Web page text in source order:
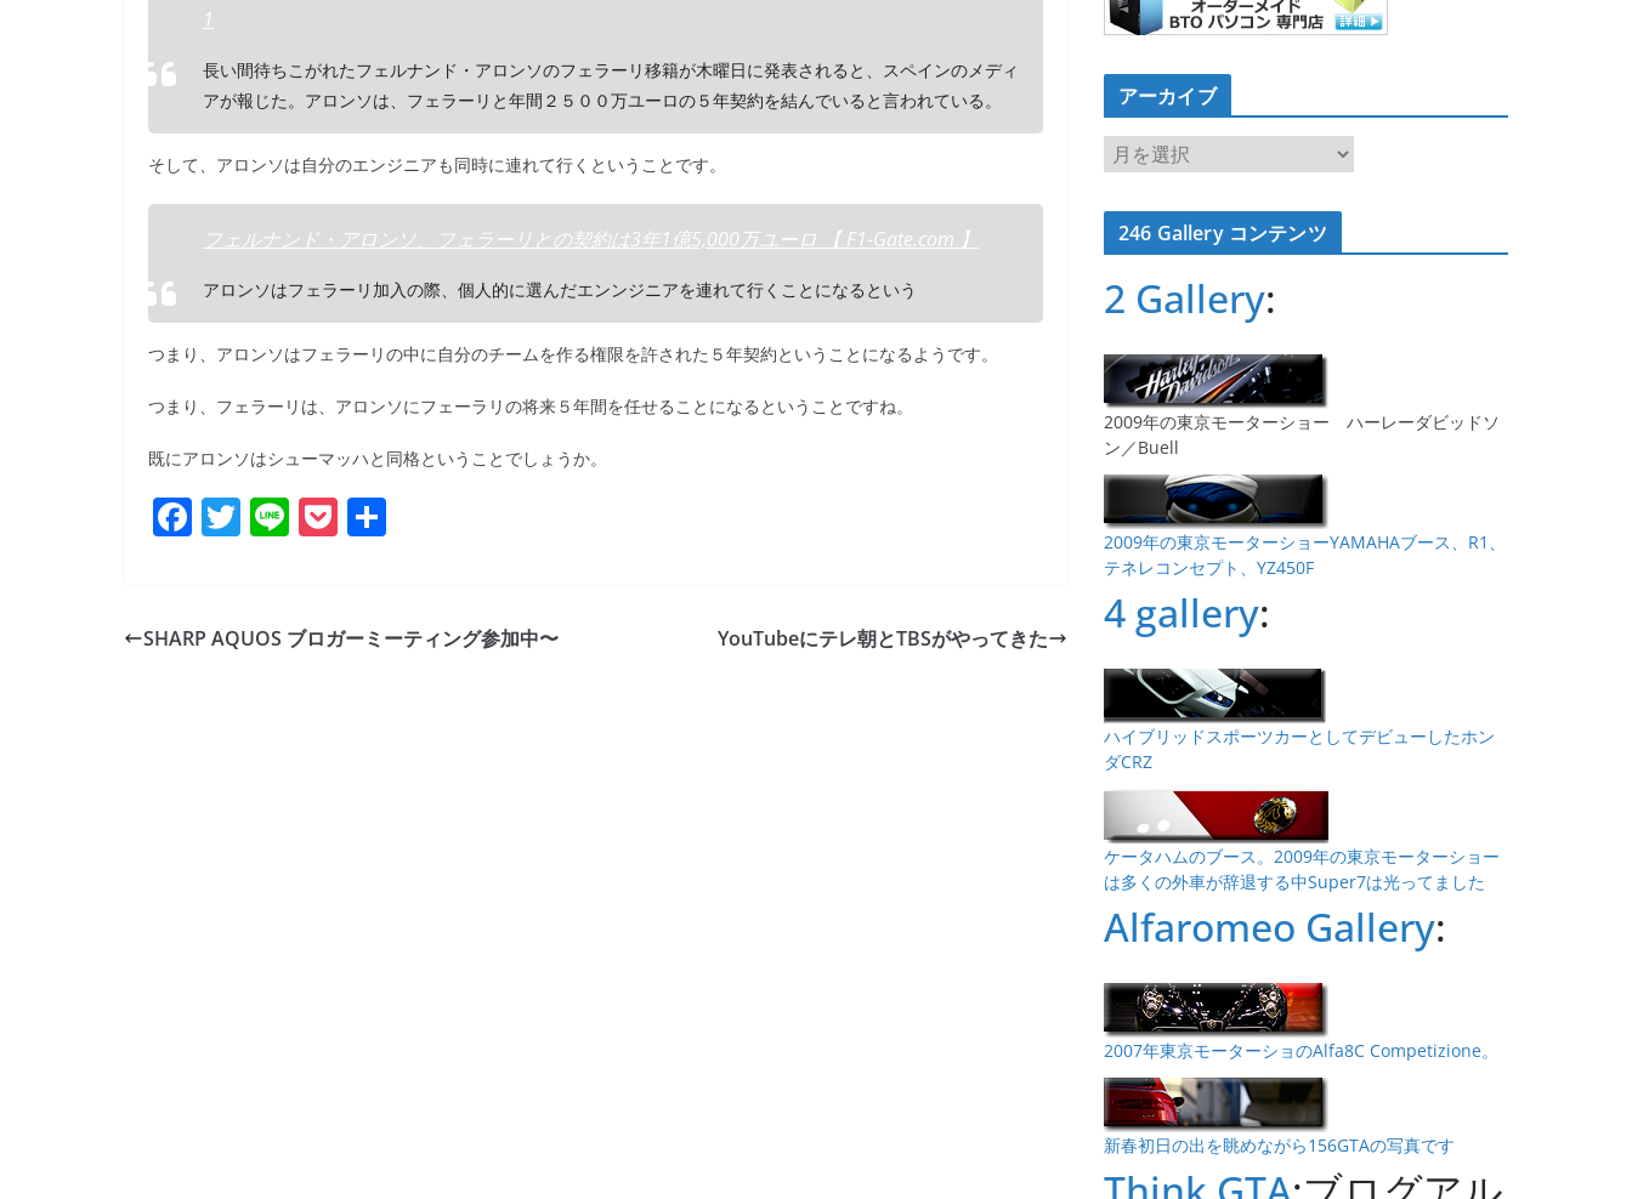
1
長い間待ちこがれたフェルナンド・アロンソのフェラーリ移籍が木曜日に発表されると、スペインのメディ
アが報じた。アロンソは、フェラーリと年間２５００万ユーロの５年契約を結んでいると言われている。
そして、アロンソは自分のエンジニアも同時に連れて行くということです。
フェルナンド・アロンソ、フェラーリとの契約は3年1億5,000万ユーロ 【 F1-Gate.com 】
アロンソはフェラーリ加入の際、個人的に選んだエンンジニアを連れて行くことになるという
つまり、アロンソはフェラーリの中に自分のチームを作る権限を許された５年契約ということになるようです。
つまり、フェラーリは、アロンソにフェーラリの将来５年間を任せることになるということですね。
既にアロンソはシューマッハと同格ということでしょうか。
F
e
T
er
Li P
et
SHARP AQUOS ブロガーミーティング参加中〜 YouTubeにテレ朝とTBSがやってきた
アーカイブ
ア
ー
カ
イ246 Gallery コンテンツ
2 Gallery:
2009年の東京モーターショー ハーレーダビッドソ
ン／Buell
2009年の東京モーターショーYAMAHAブース、R1、
テネレコンセプト、YZ450F
4 gallery:
ハイブリッドスポーツカーとしてデビューしたホン
ダCRZ
ケータハムのブース。2009年の東京モーターショー
は多くの外車が辞退する中Super7は光ってました
Alfaromeo Gallery:
2007年東京モーターショのAlfa8C Competizione。
新春初日の出を眺めながら156GTAの写真です